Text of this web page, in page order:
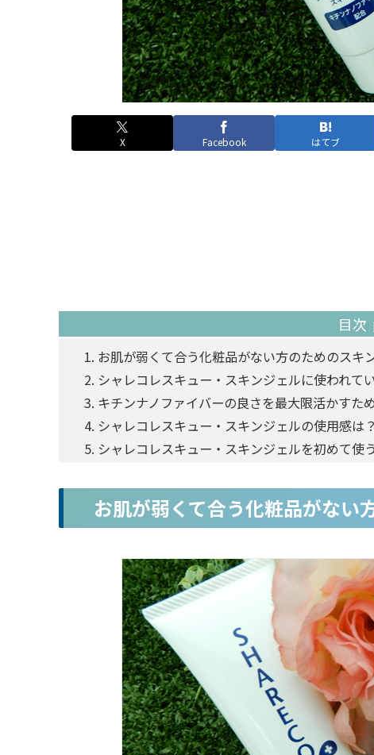
X Facebook はてブ
目次
お肌が弱くて合う化粧品がない方のためのスキ
シャレコレスキュー・スキンジェルに使われて
キチンナノファイバーの良さを最大限活かすた
シャレコレスキュー・スキンジェルの使用感は
シャレコレスキュー・スキンジェルを初めて使
お肌が弱くて合う化粧品がない